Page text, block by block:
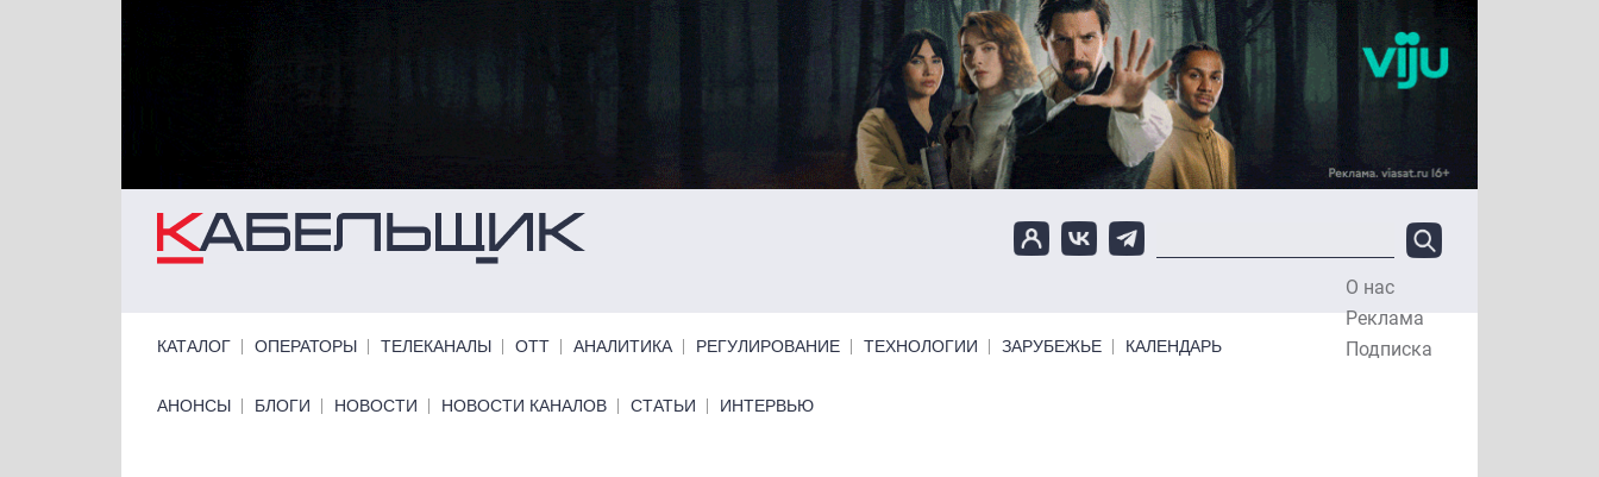
О нас
Реклама
Подписка
КАТАЛОГ ОПЕРАТОРЫ ТЕЛЕКАНАЛЫ ОТТ АНАЛИТИКА РЕГУЛИРОВАНИЕ ТЕХНОЛОГИИ ЗАРУБЕЖЬЕ КАЛЕНДАРЬ
Primary links bottom
АНОНСЫ БЛОГИ НОВОСТИ НОВОСТИ КАНАЛОВ СТАТЬИ ИНТЕРВЬЮ